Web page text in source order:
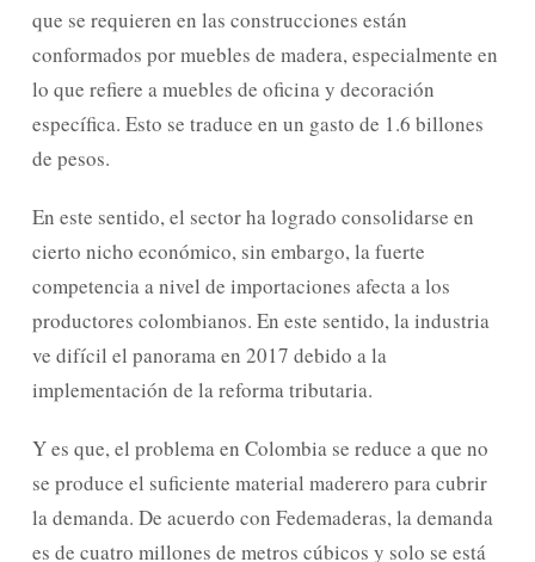
que se requieren en las construcciones están
conformados por muebles de madera, espe­cialmente en
lo que refiere a muebles de oficina y decoración
específica. Esto se traduce en un gasto de 1.6 billones
de pesos.
En este sentido, el sector ha logrado consoli­darse en
cierto nicho económico, sin embargo, la fuerte
competencia a nivel de importaciones afecta a los
productores colombianos. En este sentido, la industria
ve difícil el panorama en 2017 debido a la
implementación de la reforma tributaria.
Y es que, el problema en Colombia se reduce a que no
se produce el suficiente material maderero para cubrir
la demanda. De acuerdo con Fedema­deras, la demanda
es de cuatro millones de metros cúbicos y solo se está